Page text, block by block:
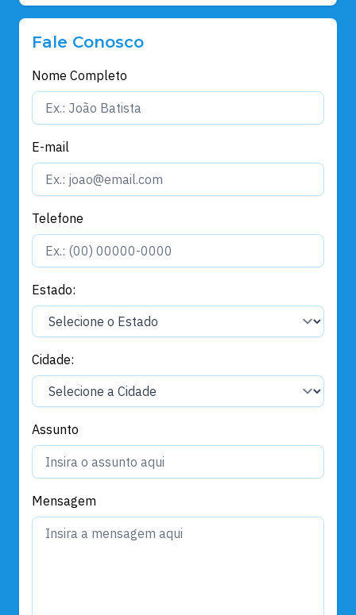
Fale Conosco
Nome Completo
E-mail
Telefone
Estado:
Cidade:
Assunto
Mensagem